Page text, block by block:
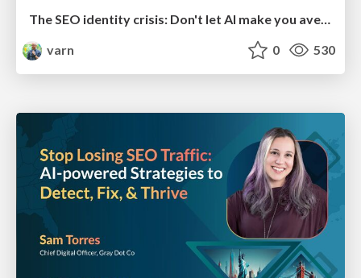
varn
0 530